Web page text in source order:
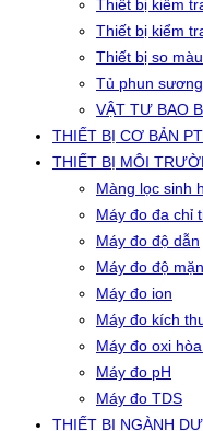
Thiết bị kiểm
Thiết bị kiểm
Thiết bị so màu
Tủ phun
VẬT TƯ BAO
THIẾT BỊ CƠ BẢN
THIẾT BỊ MÔI
Màng lọc sinh
Máy đo đa chỉ
Máy đo độ dẫn
Máy đo độ mặn
Máy đo ion
Máy đo kích
Máy đo oxi
Máy đo pH
Máy đo TDS
THIẾT BỊ NGÀNH